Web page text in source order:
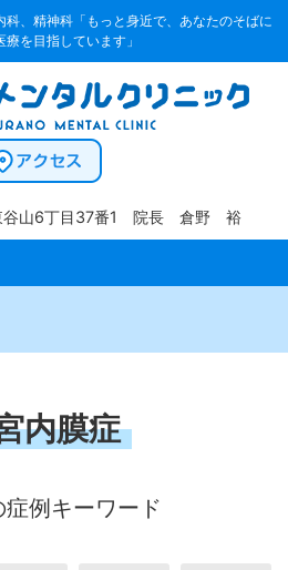
、精神科「もっと身近で、あなたのそばに
療を目指しています」
谷山6丁目37番1 院長 倉野 裕
内膜症
例キーワード